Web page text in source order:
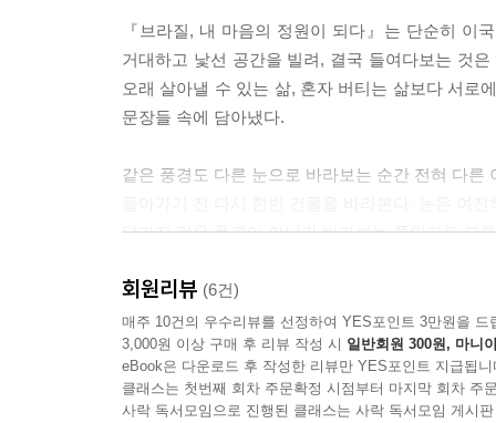
3. 시간으로 끓여낸 한 끼
4. 같은 불 앞에 머문 사람들
5. 함께 웃는 식탁의 시간
6. 살아갈 힘은 결국 사람에게서
마음이 머무는 자리 2
다시, 연결 : 나에게로 향하는 길
1. 이름을 부르는 순간
2. 질문, 서로의 세계를 두드리다
3. 함께 가기로 한 그날 이후
『브라질, 내 마음의 정원이 되다』는 단순히 이
거대하고 낯선 공간을 빌려, 결국 들여다보는 것
오래 살아낼 수 있는 삶, 혼자 버티는 삶보다 서로
문장들 속에 담아냈다.
같은 풍경도 다른 눈으로 바라보는 순간 전혀 다른
달라진 것은 풍경이 아니라 바라보는 쪽인지도 모
특히 책 곳곳에 마련된 ‘마음이 머무는 자리’, ‘마
있도록 돕는다. 독자들은 이 책을 통과하는 동안
방향을 다시금 마주할 수 있을 것이다.
회원리뷰 (6건)
매주 10건의 우수리뷰를 선정하여 YES포인트 3만원을 드
3,000원 이상 구매 후 리뷰 작성 시 일반회원 300원, 마니
eBook은 다운로드 후 작성한 리뷰만 YES포인트 지급됩니
클래스는 첫번째 회차 주문확정 시점부터 마지막 회차 주
사락 독서모임으로 진행된 클래스는 사락 독서모임 게시